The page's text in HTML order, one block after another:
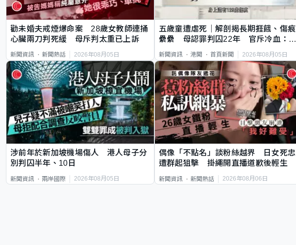
勸未婚夫戒煙爆命案 28歲女教師連捅
心臟兩刀判死緩 母斥判太重已上訴
新聞資訊 新聞熱話 2026年08月05日
五歲童遭虐死｜解剖揭長期捱餓、傷痕
纍纍 母認罪判囚22年 官斥冷血：同
類案最惡劣
新聞資訊 港聞 首頁新聞 2026年08月05日
涉前年於新加坡機場傷人 港人母子分
別判囚半年、10日
新聞資訊 兩岸國際 2026年08月05日
偶像「不點名」談粉絲越界 日女死忠
遭群起狙擊 掛繩開直播道歉後輕生
新聞資訊 新聞熱話 2026年08月06日